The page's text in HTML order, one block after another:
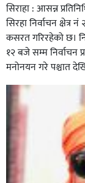
सिराहा : आसन्न
सिरहा निर्वाचन
कसरत गरिरहेको छ।
१२ बजे सम्म निर्वाचन
मनोनयन गरे पश्चात